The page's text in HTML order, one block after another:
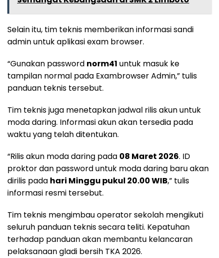
Selain itu, tim teknis memberikan informasi sandi
admin untuk aplikasi exam browser.
“Gunakan password norm41 untuk masuk ke
tampilan normal pada Exambrowser Admin,” tulis
panduan teknis tersebut.
Tim teknis juga menetapkan jadwal rilis akun untuk
moda daring. Informasi akun akan tersedia pada
waktu yang telah ditentukan.
“Rilis akun moda daring pada 08 Maret 2026. ID
proktor dan password untuk moda daring baru akan
dirilis pada hari Minggu pukul 20.00 WIB,” tulis
informasi resmi tersebut.
Tim teknis mengimbau operator sekolah mengikuti
seluruh panduan teknis secara teliti. Kepatuhan
terhadap panduan akan membantu kelancaran
pelaksanaan gladi bersih TKA 2026.